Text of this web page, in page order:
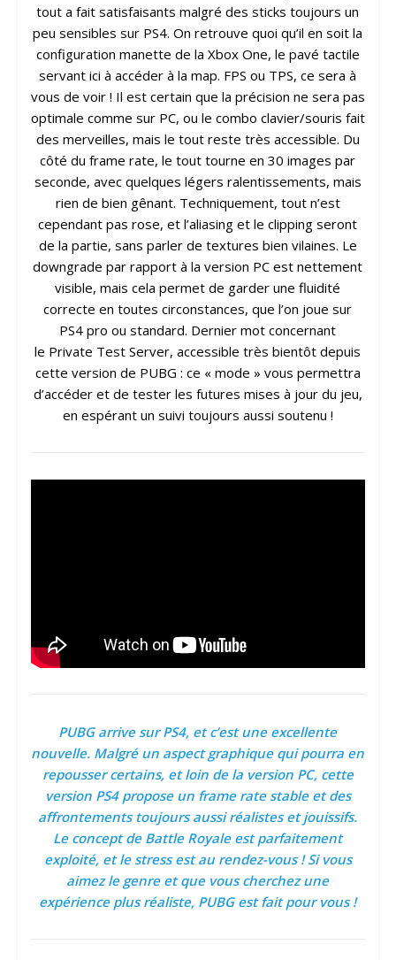
tout a fait satisfaisants malgré des sticks toujours un
peu sensibles sur PS4. On retrouve quoi qu’il en soit la
configuration manette de la Xbox One, le pavé tactile
servant ici à accéder à la map. FPS ou TPS, ce sera à
vous de voir ! Il est certain que la précision ne sera pas
optimale comme sur PC, ou le combo clavier/souris fait
des merveilles, mais le tout reste très accessible. Du
côté du frame rate, le tout tourne en 30 images par
seconde, avec quelques légers ralentissements, mais
rien de bien gênant. Techniquement, tout n’est
cependant pas rose, et l’aliasing et le clipping seront
de la partie, sans parler de textures bien vilaines. Le
downgrade par rapport à la version PC est nettement
visible, mais cela permet de garder une fluidité
correcte en toutes circonstances, que l’on joue sur
PS4 pro ou standard. Dernier mot concernant
le Private Test Server, accessible très bientôt depuis
cette version de PUBG : ce « mode » vous permettra
d’accéder et de tester les futures mises à jour du jeu,
en espérant un suivi toujours aussi soutenu !
PUBG arrive sur PS4, et c’est une excellente
nouvelle. Malgré un aspect graphique qui pourra en
repousser certains, et loin de la version PC, cette
version PS4 propose un frame rate stable et des
affrontements toujours aussi réalistes et jouissifs.
Le concept de Battle Royale est parfaitement
exploité, et le stress est au rendez-vous ! Si vous
aimez le genre et que vous cherchez une
expérience plus réaliste, PUBG est fait pour vous !